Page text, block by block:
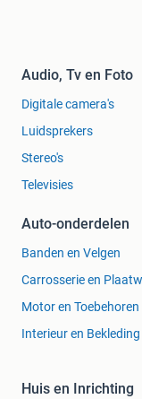
Audio, Tv en Foto
Digitale camera's
Luidsprekers
Stereo's
Televisies
Auto-onderdelen
Banden en Velgen
Carrosserie en
Motor en Toebehoren
Interieur en Bekleding
Huis en Inrichting